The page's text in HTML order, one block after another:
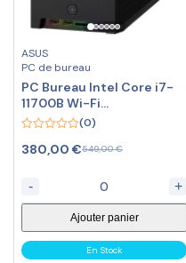
ASUS
PC de bureau
PC Bureau Intel Core i7-
11700B Wi-Fi
6E/Bluetooth – LAN 2.5
out
(0)
549,00€
380,00 €
- +
Ajouter panier
En Stock